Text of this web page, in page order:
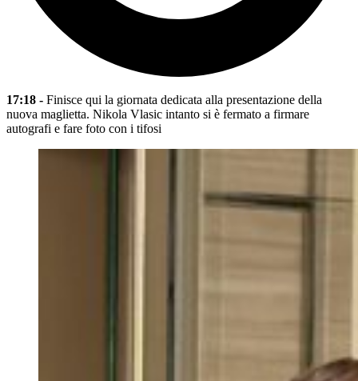
17:18 - Finisce qui la giornata dedicata alla presentazione della
nuova maglietta. Nikola Vlasic intanto si è fermato a firmare
autografi e fare foto con i tifosi